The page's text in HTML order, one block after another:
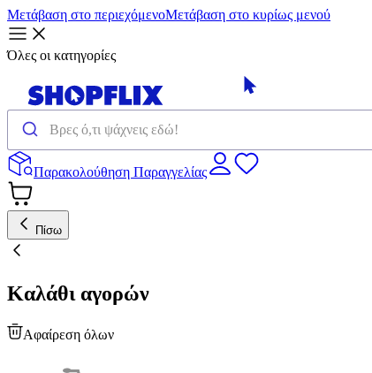
Μετάβαση στο περιεχόμενοΜετάβαση στο κυρίως μενού
Όλες οι κατηγορίες
Παρακολούθηση Παραγγελίας
Πίσω
Καλάθι αγορών
Αφαίρεση όλων